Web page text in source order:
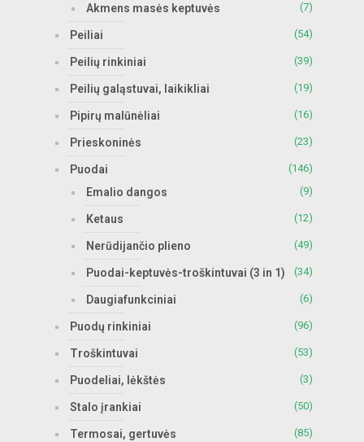
Akmens masės keptuvės (7)
Peiliai (54)
Peilių rinkiniai (39)
Peilių galąstuvai, laikikliai (19)
Pipirų malūnėliai (16)
Prieskoninės (23)
Puodai (146)
Emalio dangos (9)
Ketaus (12)
Nerūdijančio plieno (49)
Puodai-keptuvės-troškintuvai (3 in 1) (34)
Daugiafunkciniai (6)
Puodų rinkiniai (96)
Troškintuvai (53)
Puodeliai, lėkštės (3)
Stalo įrankiai (50)
Termosai, gertuvės (85)